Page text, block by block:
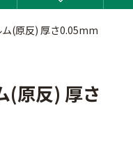
(原反) 厚さ0.05mm
(原反) 厚さ